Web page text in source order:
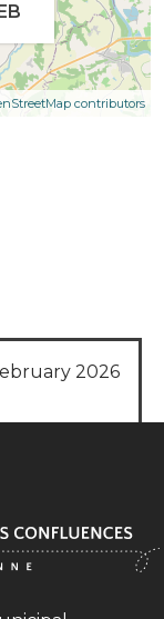
contributors
2026